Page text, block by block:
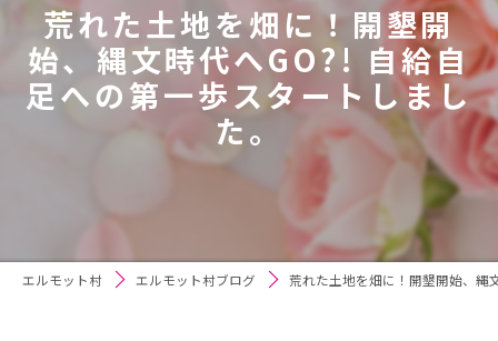
荒れた土地を畑に！開墾開
始、縄文時代へGO?! 自給自
足への第一歩スタートしまし
た。
エルモット村 エルモット村ブログ 荒れた土地を畑に！開墾開始、縄